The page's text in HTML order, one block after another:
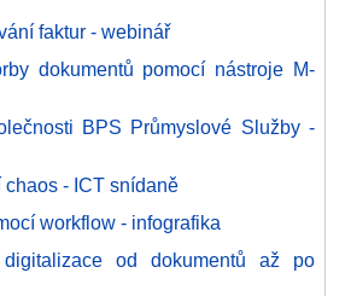
faktur - webinář
dokumentů pomocí nástroje M-
BPS Průmyslové Služby -
- ICT snídaně
workflow - infografika
od dokumentů až po